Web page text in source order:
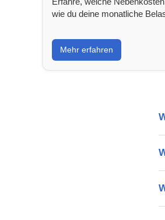
wie du deine monatliche
Mehr erfahren